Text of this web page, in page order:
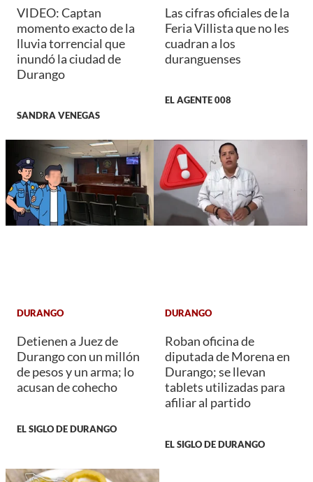
VIDEO: Captan
momento exacto de la
lluvia torrencial que
inundó la ciudad de
Durango
SANDRA VENEGAS
Las cifras oficiales de la
Feria Villista que no les
cuadran a los
duranguenses
EL AGENTE 008
DURANGO
Detienen a Juez de
Durango con un millón
de pesos y un arma; lo
acusan de cohecho
EL SIGLO DE DURANGO
DURANGO
Roban oficina de
diputada de Morena en
Durango; se llevan
tablets utilizadas para
afiliar al partido
EL SIGLO DE DURANGO